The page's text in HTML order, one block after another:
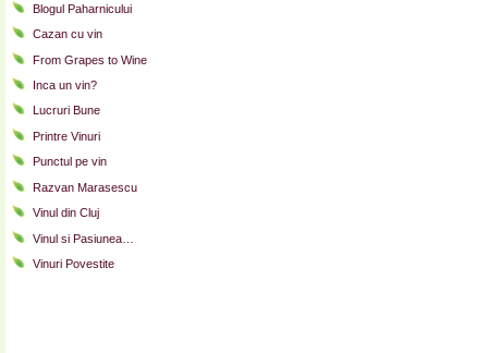
Blogul Paharnicului
Cazan cu vin
From Grapes to Wine
Inca un vin?
Lucruri Bune
Printre Vinuri
Punctul pe vin
Razvan Marasescu
Vinul din Cluj
Vinul si Pasiunea…
Vinuri Povestite